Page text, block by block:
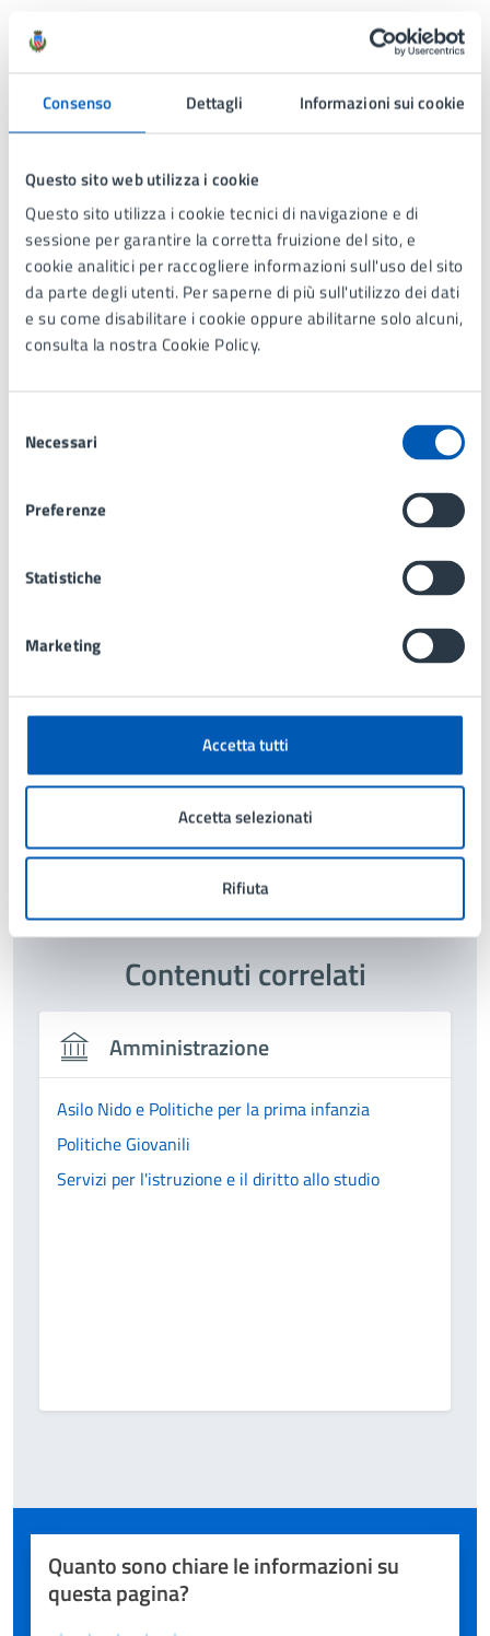
Consenso Dettagli Informazioni sui cookie
Questo sito web utilizza i cookie
Questo sito utilizza i cookie tecnici di navigazione e di
sessione per garantire la corretta fruizione del sito, e
cookie analitici per raccogliere informazioni sull'uso del sito
da parte degli utenti. Per saperne di più sull'utilizzo dei dati
e su come disabilitare i cookie oppure abilitarne solo alcuni,
consulta la nostra Cookie Policy.
delNecessari
Preferenze
Statistiche
Marketing
Accetta tutti
Accetta selezionati
Rifiuta
Allegati
La prima grande scelta incontro classi seconde
(JPG 286.00 kB)
Contatti
Informagiovani
Servizi per l'istruzione e il diritto allo studio
Telefono:
: Giornata Informativa
Ultimo aggiornamento:28/05/2025, 11:30
Contenuti correlati
Amministrazione
Asilo Nido e Politiche per la prima infanzia
Politiche Giovanili
Servizi per l'istruzione e il diritto allo studio
Quanto sono chiare le informazioni su
questa pagina?